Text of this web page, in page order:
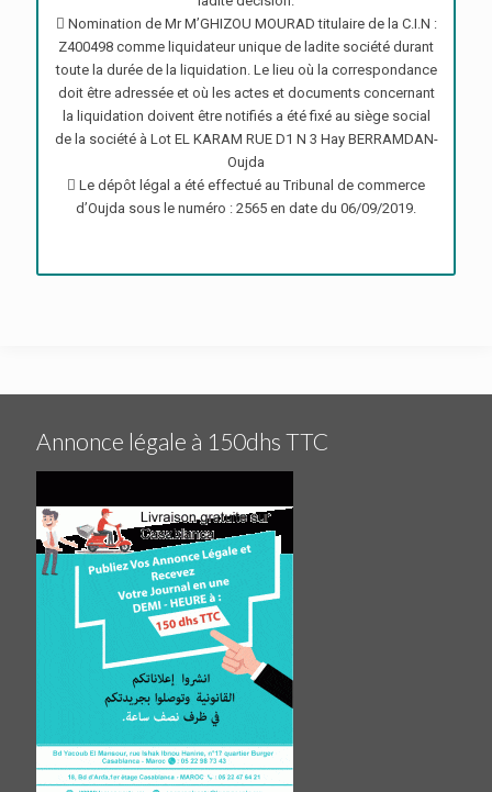
 Nomination de Mr M’GHIZOU MOURAD titulaire de la C.I.N :
Z400498 comme liquidateur unique de ladite société durant
toute la durée de la liquidation. Le lieu où la correspondance
doit être adressée et où les actes et documents concernant
la liquidation doivent être notifiés a été fixé au siège social
de la société à Lot EL KARAM RUE D1 N 3 Hay BERRAMDAN-
Oujda
 Le dépôt légal a été effectué au Tribunal de commerce
d’Oujda sous le numéro : 2565 en date du 06/09/2019.
Annonce légale à 150dhs TTC